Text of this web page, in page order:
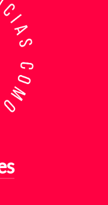
con el objetivo
los sospechosos
Ese
solo el punto y
sino también la
que habrían
de
se
con la captura en
en el
varios
proceso
utilizada para